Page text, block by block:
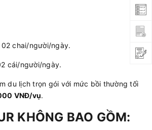
chai/người/ngày.
cái/người/ngày.
du lịch trọn gói với mức bồi thường tối
VNĐ/vụ.
KHÔNG BAO GỒM: